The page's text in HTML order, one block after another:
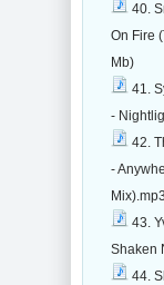
40.
On Fire
Mb)
41.
-
42.
-
43.
Shaken
44.